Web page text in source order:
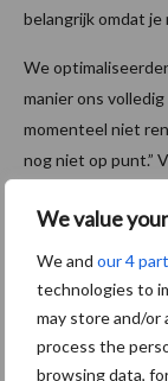
We value
We and our 4
technologies to
may store and/or
process the
browsing data,
belangrijk omdat
We
manier ons
momenteel niet
nog niet op punt.”
“We pasten de
gerichte
groei, uniformere
Vergote gelooft